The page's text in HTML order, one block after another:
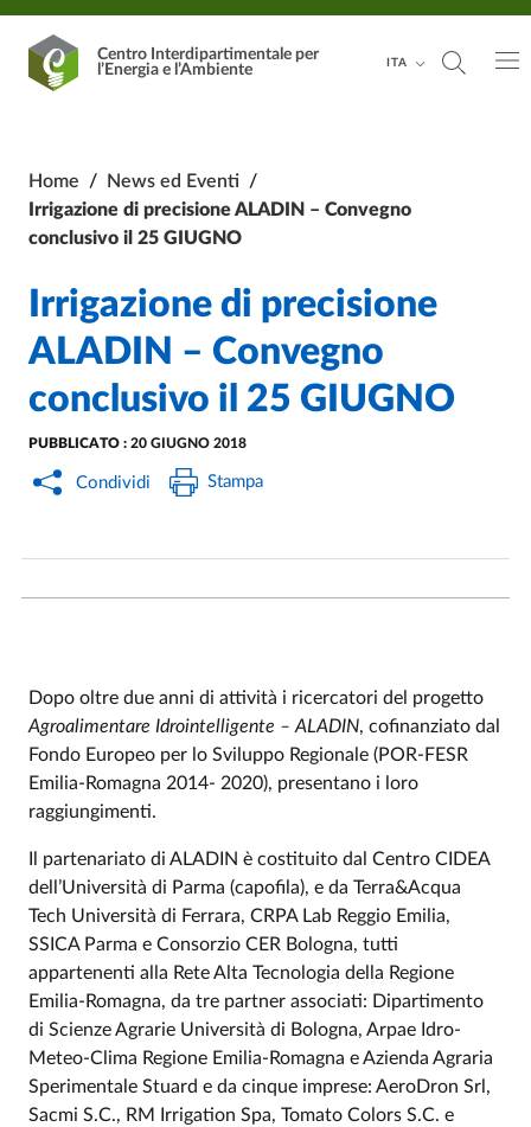
Centro Interdipartimentaleper
l’Energia e l’Ambiente
ITA
Home / News ed Eventi /
Irrigazione di precisione ALADIN – Convegno
conclusivo il 25 GIUGNO
Irrigazione di precisione
ALADIN – Convegno
conclusivo il 25 GIUGNO
PUBBLICATO : 20 GIUGNO 2018
Condividi Stampa
Dopo oltre due anni di attività i ricercatori del progetto
Agroalimentare Idrointelligente – ALADIN, cofinanziato dal
Fondo Europeo per lo Sviluppo Regionale (POR-FESR
Emilia-Romagna 2014- 2020), presentano i loro
raggiungimenti.
Il partenariato di ALADIN è costituito dal Centro CIDEA
dell’Università di Parma (capofila), e da Terra&Acqua
Tech Università di Ferrara, CRPA Lab Reggio Emilia,
SSICA Parma e Consorzio CER Bologna, tutti
appartenenti alla Rete Alta Tecnologia della Regione
Emilia-Romagna, da tre partner associati: Dipartimento
di Scienze Agrarie Università di Bologna, Arpae Idro-
Meteo-Clima Regione Emilia-Romagna e Azienda Agraria
Sperimentale Stuard e da cinque imprese: AeroDron Srl,
Sacmi S.C., RM Irrigation Spa, Tomato Colors S.C. e